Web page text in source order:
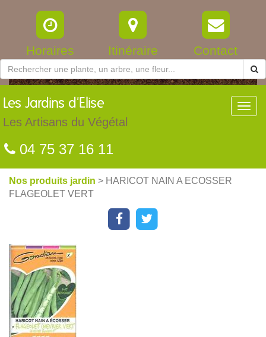
Horaires Itinéraire Contact
Les Jardins d'Elise
Les Artisans du Végétal
04 75 37 16 11
Nos produits jardin > HARICOT NAIN A ECOSSER
FLAGEOLET VERT